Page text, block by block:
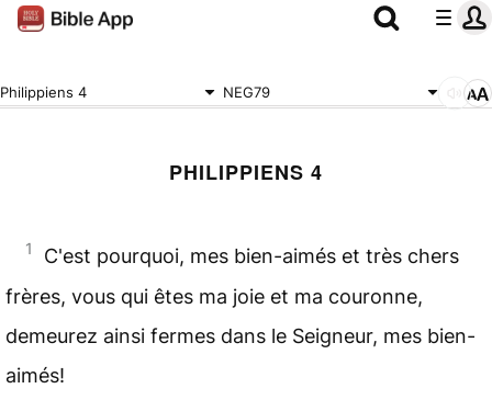
Philippiens 4 NEG79
PHILIPPIENS 4
1
C'est pourquoi, mes bien-aimés et très chers
frères, vous qui êtes ma joie et ma couronne,
demeurez ainsi fermes dans le Seigneur, mes bien-
aimés!